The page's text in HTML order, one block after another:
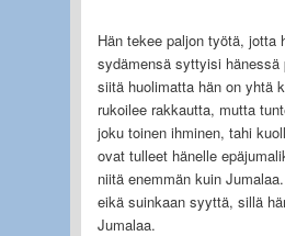
Hän tekee paljon työtä, jotta
sydämensä syttyisi hänessä
siitä huolimatta hän on yhtä
rukoilee rakkautta, mutta
joku toinen ihminen, tahi
ovat tulleet hänelle
niitä enemmän kuin
eikä suinkaan syyttä, sillä
Jumalaa.